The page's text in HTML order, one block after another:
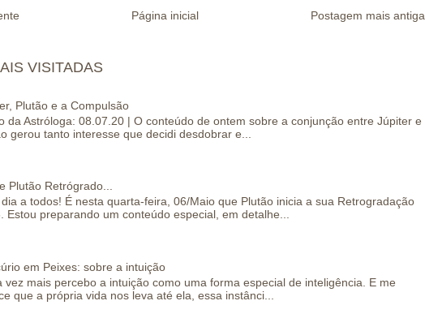
Postagem mais antiga
Página inicial
VISITADAS
Plutão e a Compulsão
da Astróloga: 08.07.20 | O conteúdo de ontem sobre a conjunção entre Júpiter e
gerou tanto interesse que decidi desdobrar e...
Plutão Retrógrado...
dia a todos! É nesta quarta-feira, 06/Maio que Plutão inicia a sua Retrogradação
Estou preparando um conteúdo especial, em detalhe...
em Peixes: sobre a intuição
vez mais percebo a intuição como uma forma especial de inteligência. E me
que a própria vida nos leva até ela, essa instânci...